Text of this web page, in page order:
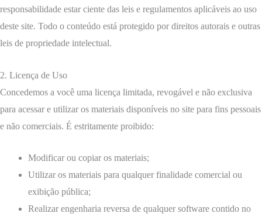
responsabilidade estar ciente das leis e regulamentos aplicáveis ao uso
deste site. Todo o conteúdo está protegido por direitos autorais e outras
leis de propriedade intelectual.
2. Licença de Uso
Concedemos a você uma licença limitada, revogável e não exclusiva
para acessar e utilizar os materiais disponíveis no site para fins pessoais
e não comerciais. É estritamente proibido:
Modificar ou copiar os materiais;
Utilizar os materiais para qualquer finalidade comercial ou
exibição pública;
Realizar engenharia reversa de qualquer software contido no